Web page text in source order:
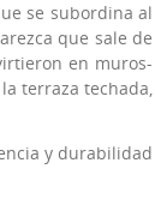
se subordina al
que sale de
en muros-
terraza techada,
y durabilidad